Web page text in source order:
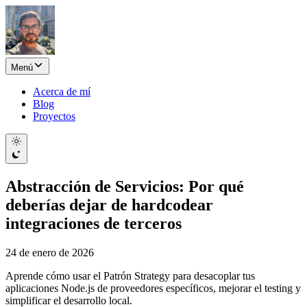
Menú
Acerca de mí
Blog
Proyectos
Abstracción de Servicios: Por qué
deberías dejar de hardcodear
integraciones de terceros
24 de enero de 2026
Aprende cómo usar el Patrón Strategy para desacoplar tus
aplicaciones Node.js de proveedores específicos, mejorar el testing y
simplificar el desarrollo local.